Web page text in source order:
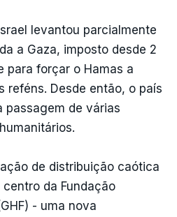
levantou parcialmente
a Gaza, imposto desde 2
para forçar o Hamas a
reféns. Desde então, o país
passagem de várias
de distribuição caótica
da Fundação
- uma nova